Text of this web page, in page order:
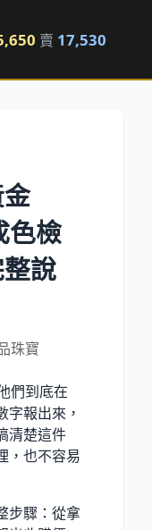
賣 17,530
色檢
說
珠寶
們到底在
字報出來，
清楚這件
，也不容易
步驟：從拿